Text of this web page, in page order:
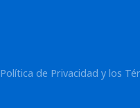
Política de Privacidad y los